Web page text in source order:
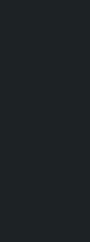
एनपीएल का
उद्योग